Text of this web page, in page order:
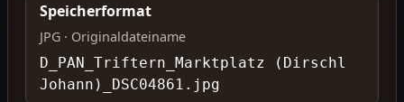
Speicherformat
JPG · Originaldateiname
D_PAN_Triftern_Marktplatz (Dirschl
Johann)_DSC04861.jpg